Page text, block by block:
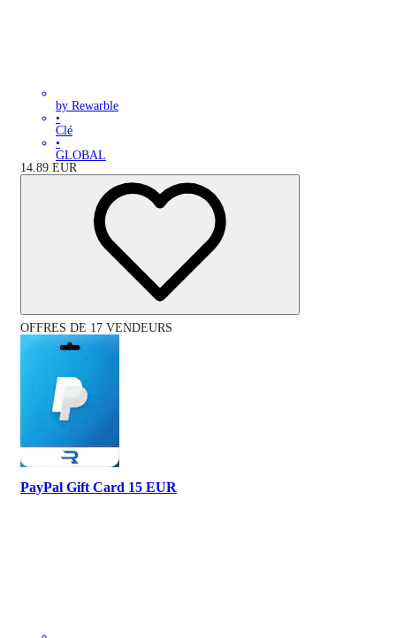
by Rewarble
•
Clé
•
GLOBAL
14.89 EUR
OFFRES DE 17 VENDEURS
PayPal Gift Card 15 EUR